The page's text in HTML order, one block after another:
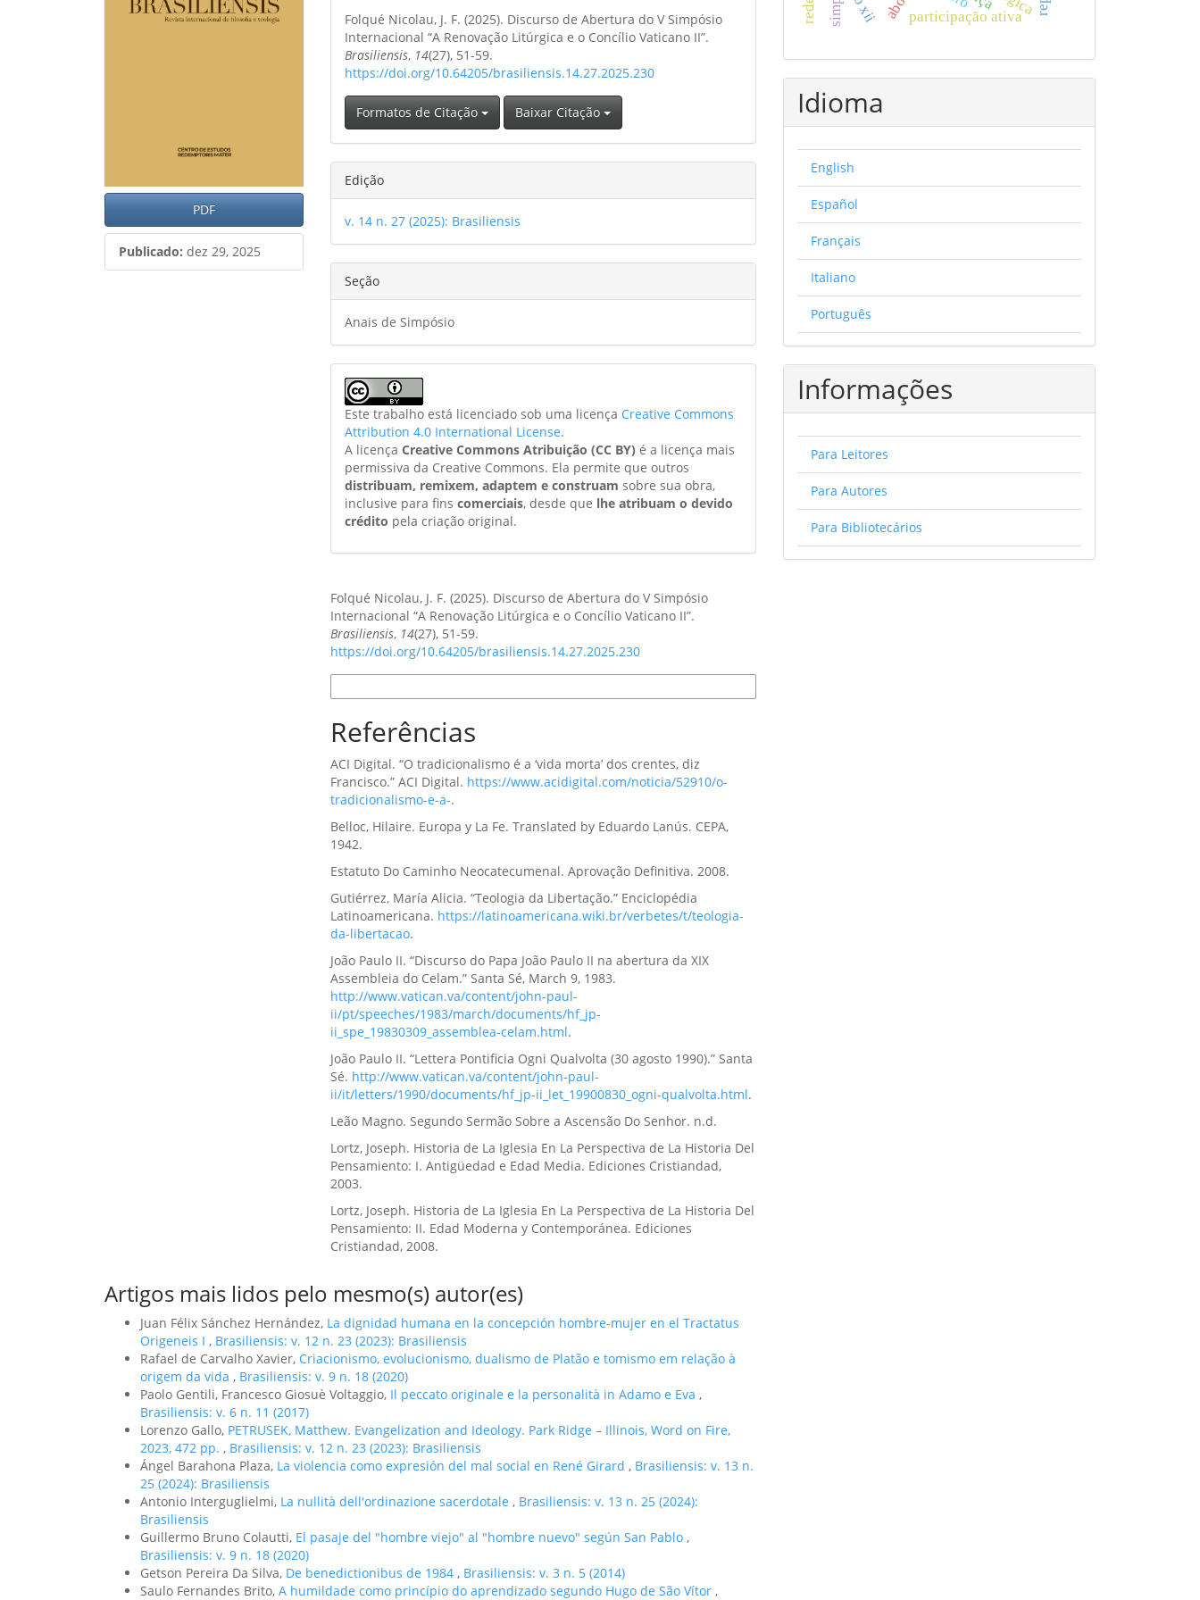
PDF
Publicado: dez 29, 2025
artigo
Folqué Nicolau, J. F. (2025). Discurso de Abertura do V Simpósio
Internacional “A Renovação Litúrgica e o Concílio Vaticano II”.
Brasiliensis, 14(27), 51-59.
https://doi.org/10.64205/brasiliensis.14.27.2025.230
Formatos de Citação Baixar Citação
Edição
v. 14 n. 27 (2025): Brasiliensis
Seção
Anais de Simpósio
Este trabalho está licenciado sob uma licença Creative Commons
Attribution 4.0 International License.
A licençaCreative Commons Atribuição (CC BY) é a licença mais
permissiva da Creative Commons. Ela permite que outros
distribuam, remixem, adaptem e construam sobre sua obra,
inclusive para finscomerciais, desde que lhe atribuam o devido
crédito pela criação original.
Folqué Nicolau, J. F. (2025). Discurso de Abertura do V Simpósio
Internacional “A Renovação Litúrgica e o Concílio Vaticano II”.
Brasiliensis, 14(27), 51-59.
https://doi.org/10.64205/brasiliensis.14.27.2025.230
Referências
ACI Digital. “O tradicionalismo é a ‘vida morta’ dos crentes, diz
Francisco.” ACI Digital. https://www.acidigital.com/noticia/52910/o-
tradicionalismo-e-a-.
Belloc, Hilaire. Europa y La Fe. Translated by Eduardo Lanús. CEPA,
1942.
Estatuto Do Caminho Neocatecumenal. Aprovação Definitiva. 2008.
Gutiérrez, María Alicia. “Teologia da Libertação.” Enciclopédia
Latinoamericana. https://latinoamericana.wiki.br/verbetes/t/teologia-
da-libertacao.
João Paulo II. “Discurso do Papa João Paulo II na abertura da XIX
Assembleia do Celam.” Santa Sé, March 9, 1983.
http://www.vatican.va/content/john-paul-
ii/pt/speeches/1983/march/documents/hf_jp-
ii_spe_19830309_assemblea-celam.html.
João Paulo II. “Lettera Pontificia Ogni Qualvolta (30 agosto 1990).” Santa
Sé. http://www.vatican.va/content/john-paul-
ii/it/letters/1990/documents/hf_jp-ii_let_19900830_ogni-qualvolta.html.
Leão Magno. Segundo Sermão Sobre a Ascensão Do Senhor. n.d.
Lortz, Joseph. Historia de La Iglesia En La Perspectiva de La Historia Del
Pensamiento: I. Antigüedad e Edad Media. Ediciones Cristiandad,
2003.
Lortz, Joseph. Historia de La Iglesia En La Perspectiva de La Historia Del
Pensamiento: II. Edad Moderna y Contemporánea. Ediciones
Cristiandad, 2008.
Artigos mais lidos pelo mesmo(s) autor(es)
Juan Félix Sánchez Hernández, La dignidad humana en la concepción hombre-mujer en el Tractatus
Origeneis I , Brasiliensis: v. 12 n. 23 (2023): Brasiliensis
Rafael de Carvalho Xavier, Criacionismo, evolucionismo, dualismo de Platão e tomismo em relação à
origem da vida , Brasiliensis: v. 9 n. 18 (2020)
Paolo Gentili, Francesco Giosuè Voltaggio, Il peccato originale e la personalità in Adamo e Eva ,
Brasiliensis: v. 6 n. 11 (2017)
Lorenzo Gallo, PETRUSEK, Matthew. Evangelization and Ideology. Park Ridge – Illinois, Word on Fire,
2023, 472 pp. , Brasiliensis: v. 12 n. 23 (2023): Brasiliensis
Ángel Barahona Plaza, La violencia como expresión del mal social en René Girard , Brasiliensis: v. 13 n.
25 (2024): Brasiliensis
Antonio Interguglielmi, La nullità dell'ordinazione sacerdotale , Brasiliensis: v. 13 n. 25 (2024):
Brasiliensis
Guillermo Bruno Colautti, El pasaje del "hombre viejo" al "hombre nuevo" según San Pablo ,
Brasiliensis: v. 9 n. 18 (2020)
Getson Pereira Da Silva, De benedictionibus de 1984 , Brasiliensis: v. 3 n. 5 (2014)
Saulo Fernandes Brito, A humildade como princípio do aprendizado segundo Hugo de São Vítor ,
participação ativa
Idioma
English
Español
Français
Italiano
Português
Informações
Para Leitores
Para Autores
Para Bibliotecários